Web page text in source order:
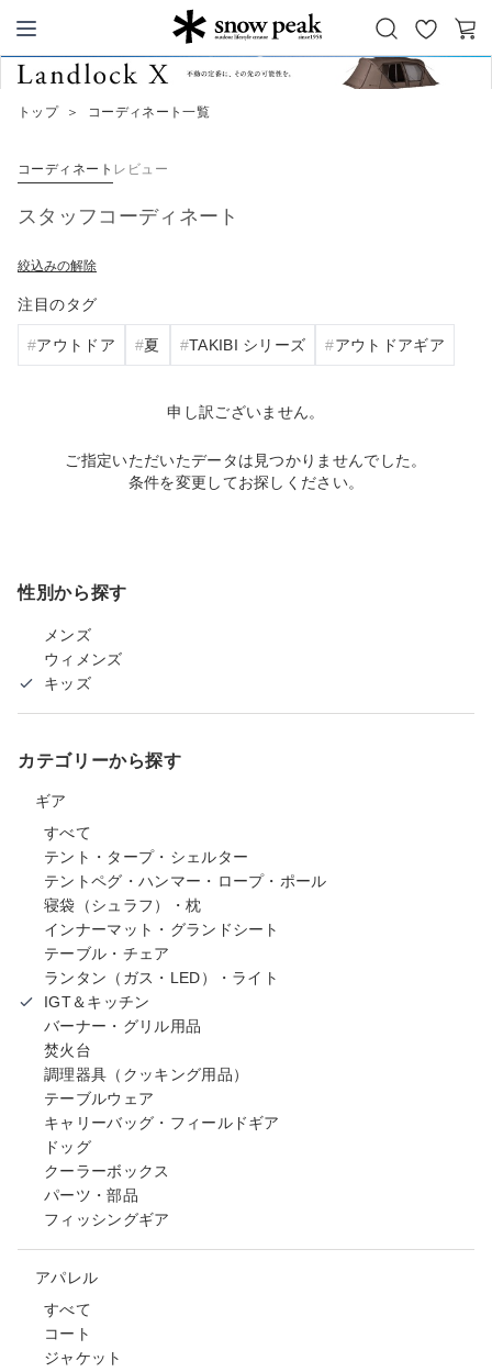
Snow Peak
お
気
カ
トップ ＞ コーディネート一覧
コーディネート レビュー
スタッフコーディネート
絞込みの解除
注目のタグ
アウトドア 夏 TAKIBI シリーズ アウトドアギア
申し訳ございません。
ご指定いただいたデータは見つかりませんでした。
条件を変更してお探しください。
性別から探す
メンズ
ウィメンズ
キッズ
カテゴリーから探す
ギア
すべて
テント・タープ・シェルター
テントペグ・ハンマー・ロープ・ポール
寝袋（シュラフ）・枕
インナーマット・グランドシート
テーブル・チェア
ランタン（ガス・LED）・ライト
IGT＆キッチン
バーナー・グリル用品
焚火台
調理器具（クッキング用品）
テーブルウェア
キャリーバッグ・フィールドギア
ドッグ
クーラーボックス
パーツ・部品
フィッシングギア
アパレル
すべて
コート
ジャケット